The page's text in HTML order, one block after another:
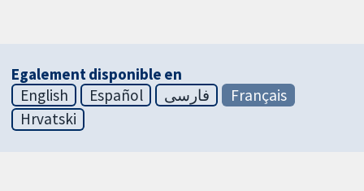
Egalement disponible en
English
Español فارسی
Français
Hrvatski